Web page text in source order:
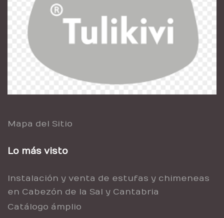
Mapa del Sitio
Lo más visto
Instalación y venta de estufas y chimeneas
en Cabezón de la Sal y Cantabria
Catálogo ámplio